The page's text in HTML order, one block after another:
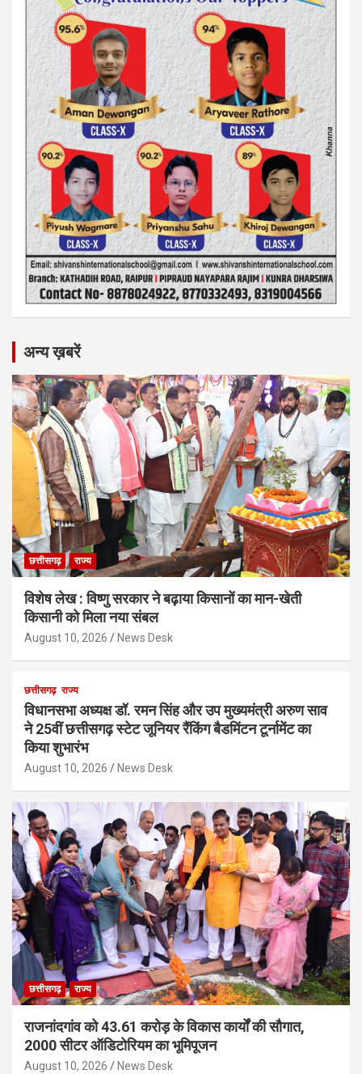
अन्य ख़बरें
छत्तीसगढ़ राज्य
विशेष लेख : विष्णु सरकार ने बढ़ाया किसानों का मान-खेती
किसानी को मिला नया संबल
August 10, 2026 News Desk
छत्तीसगढ़ राज्य
विधानसभा अध्यक्ष डॉ. रमन सिंह और उप मुख्यमंत्री अरुण साव
ने 25वीं छत्तीसगढ़ स्टेट जूनियर रैंकिंग बैडमिंटन टूर्नामेंट का
किया शुभारंभ
August 10, 2026 News Desk
छत्तीसगढ़ राज्य
राजनांदगांव को 43.61 करोड़ के विकास कार्यों की सौगात,
2000 सीटर ऑडिटोरियम का भूमिपूजन
August 10, 2026 News Desk